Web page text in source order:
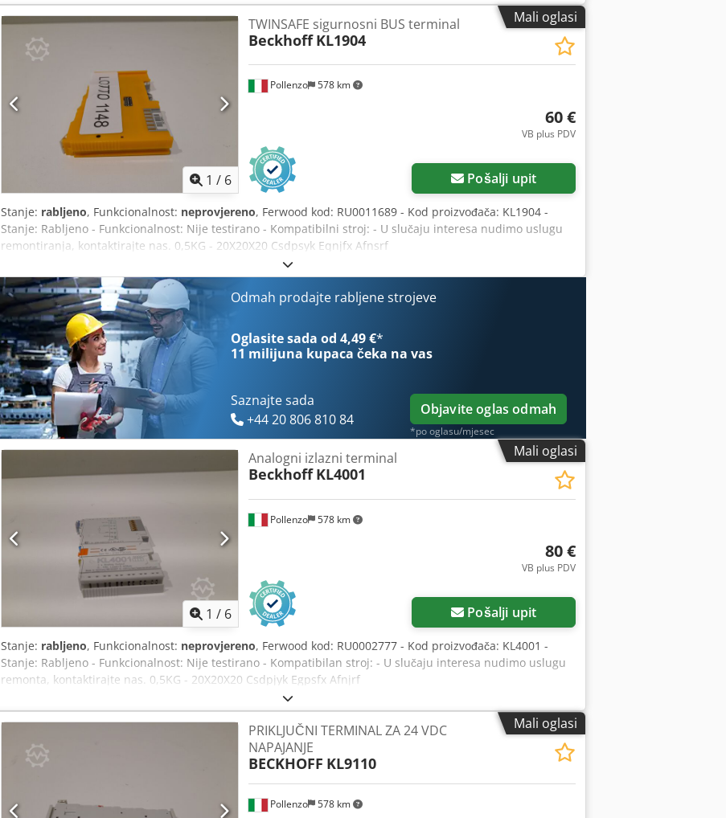
Mali oglasi
1 / 6
Pollenzo 578 km
TWINSAFE sigurnosni BUS terminal
Beckhoff KL1904
60 €
VB plus PDV
Pošalji upit
Stanje: rabljeno, Funkcionalnost: neprovjereno, Ferwood kod: RU0011689 - Kod proizvođača: KL1904 -
Stanje: Rabljeno - Funkcionalnost: Nije testirano - Kompatibilni stroj: - U slučaju interesa nudimo uslugu
remontiranja, kontaktirajte nas. 0,5KG - 20X20X20 Csdpsyk Eqnjfx Afnsrf
Odmah prodajte rabljene strojeve
Oglasite sada od 4,49 €*
11 milijuna kupaca čeka na vas
Saznajte sada
+44 20 806 810 84
Objavite oglas odmah
*po oglasu/mjesec
Mali oglasi
1 / 6
Pollenzo 578 km
Analogni izlazni terminal
Beckhoff KL4001
80 €
VB plus PDV
Pošalji upit
Stanje: rabljeno, Funkcionalnost: neprovjereno, Ferwood kod: RU0002777 - Kod proizvođača: KL4001 -
Stanje: Rabljeno - Funkcionalnost: Nije testirano - Kompatibilan stroj: - U slučaju interesa nudimo uslugu
remonta, kontaktirajte nas. 0,5KG - 20X20X20 Csdpjyk Egpsfx Afnjrf
Mali oglasi
Pollenzo 578 km
PRIKLJUČNI TERMINAL ZA 24 VDC
NAPAJANJE
BECKHOFF KL9110